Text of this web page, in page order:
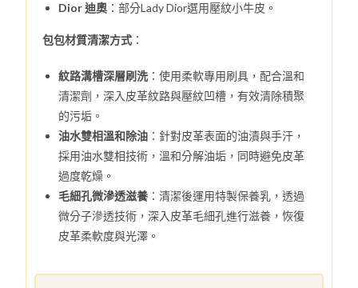
Dior 迪奧 ：部分Lady Dior選用壓紋小牛皮。
包包材質清潔方式 ：
紋路溝槽深層刷洗 ：使用柔軟專用刷具，配合溫和
清潔劑，深入皮革紋路與壓紋凹槽，有效清除積聚
的污垢。
油水雙相溫和除油 ：針對皮革表面的油漬與手汗，
採用油水雙相技術，溫和分解油垢，同時避免皮革
過度乾燥。
毛細孔微滲透滋養 ：清潔後運用特製保養乳，透過
微分子滲透技術，深入皮革毛細孔進行滋養，恢復
皮革柔軟度與光澤。